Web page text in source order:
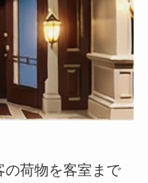
の荷物を客室まで